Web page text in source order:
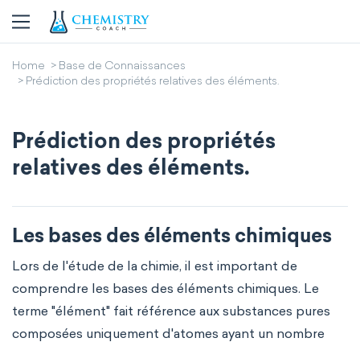
Home
Base de Connaissances
Prédiction des propriétés relatives des éléments.
Prédiction des propriétés
relatives des éléments.
Les bases des éléments chimiques
Lors de l'étude de la chimie, il est important de
comprendre les bases des éléments chimiques. Le
terme "élément" fait référence aux substances pures
composées uniquement d'atomes ayant un nombre